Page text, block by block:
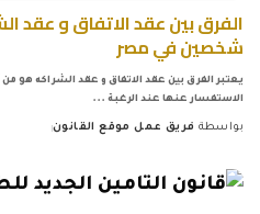
الفرق بين عقد الاتفاق و عقد
شخصين في مصر
يعتبر الفرق بين عقد الاتفاق و عقد الشراكه هو
الاستفسار عنها عند الرغبة ...
بواسطة فريق عمل موقع القانون